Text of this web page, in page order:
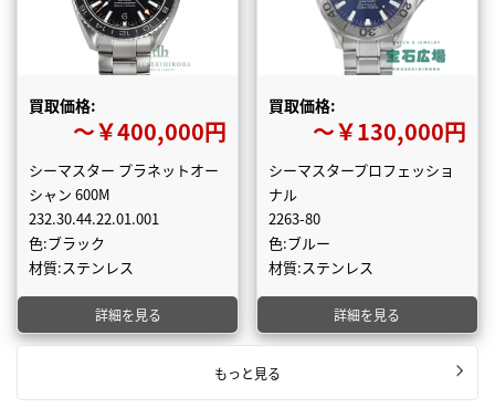
買取価格:
〜￥400,000円
シーマスター プラネットオー
シャン 600M
232.30.44.22.01.001
色:ブラック
材質:ステンレス
詳細を見る
買取価格:
〜￥130,000円
シーマスタープロフェッショ
ナル
2263-80
色:ブルー
材質:ステンレス
詳細を見る
もっと見る